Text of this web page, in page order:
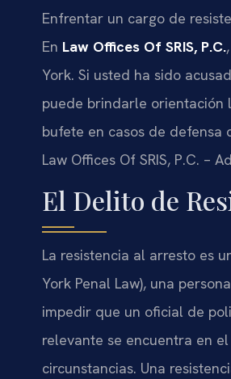
Enfrentar un cargo de
En Law Offices Of SRIS, P.C.
York. Si usted ha sido
puede brindarle orientación
bufete en casos de defensa
Law Offices Of SRIS, P.C. –
El Delito de
La resistencia al arresto es
York Penal Law), una
impedir que un oficial de
relevante se encuentra en el
circunstancias. Una